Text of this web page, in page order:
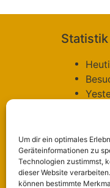
Um dir ein optimales
Geräteinformationen zu
Technologien zustimmst,
dieser Website
können bestimmte
Statistik